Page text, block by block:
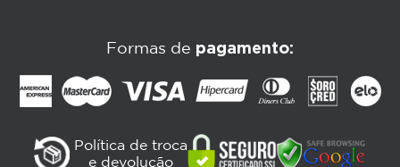
Formas de pagamento:
Política de troca
e devolução